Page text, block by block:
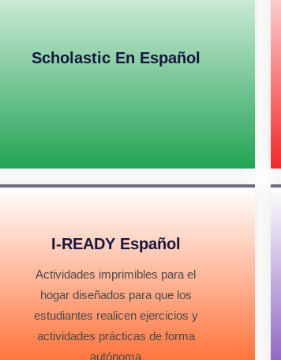
Scholastic En Español
I-READY Español
Actividades imprimibles para el
hogar diseñados para que los
estudiantes realicen ejercicios y
actividades prácticas de forma
autónoma